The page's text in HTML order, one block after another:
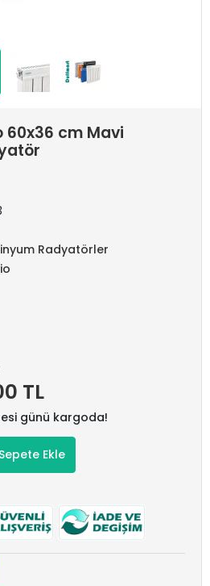
cm Mavi
Radyatörler
TL
günü kargoda!
Sepete Ekle